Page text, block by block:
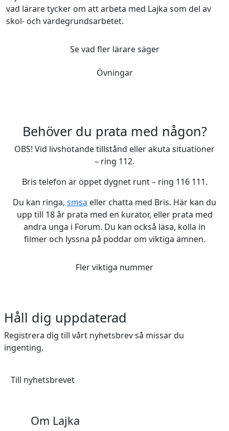
vad lärare tycker om att arbeta med Lajka som del av
skol- och värdegrundsarbetet.
Se vad fler lärare säger
Övningar
Behöver du prata med någon?
OBS! Vid livshotande tillstånd eller akuta situationer
– ring 112.
Bris telefon är öppet dygnet runt – ring 116 111.
Du kan ringa, smsa eller chatta med Bris. Här kan du
upp till 18 år prata med en kurator, eller prata med
andra unga i Forum. Du kan också läsa, kolla in
filmer och lyssna på poddar om viktiga ämnen.
Fler viktiga nummer
Håll dig uppdaterad
Registrera dig till vårt nyhetsbrev så missar du
ingenting.
Till nyhetsbrevet
Om Lajka